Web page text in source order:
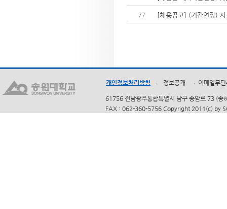
77 [채용공고] (기간연장)
개인정보처리방침 정보공개 이메일무
61756 전남광주통합특별시 남구 송암로 73 (
FAX : 062-360-5756 Copyright 2011(c) by